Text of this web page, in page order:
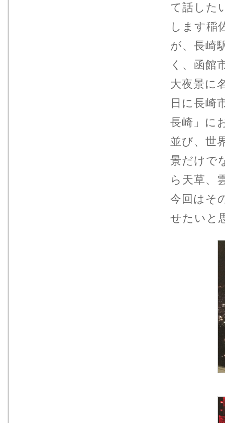
て話した
します稲
が、長崎
く、函館
大夜景に
日に長崎
長崎」に
並び、世
景だけで
ら天草、
今回はそ
せたいと